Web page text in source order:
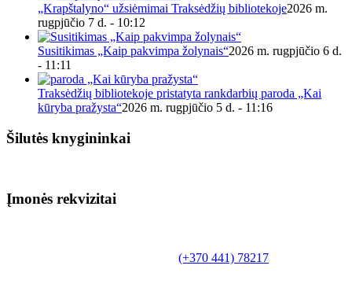
„Krapštalyno“ užsiėmimai Traksėdžių bibliotekoje2026 m.
rugpjūčio 7 d. - 10:12
Susitikimas „Kaip pakvimpa žolynais“2026 m. rugpjūčio 6 d.
- 11:11
Traksėdžių bibliotekoje pristatyta rankdarbių paroda „Kai
kūryba pražysta“2026 m. rugpjūčio 5 d. - 11:16
Šilutės knygininkai
Įmonės rekvizitai
(+370 441) 78217